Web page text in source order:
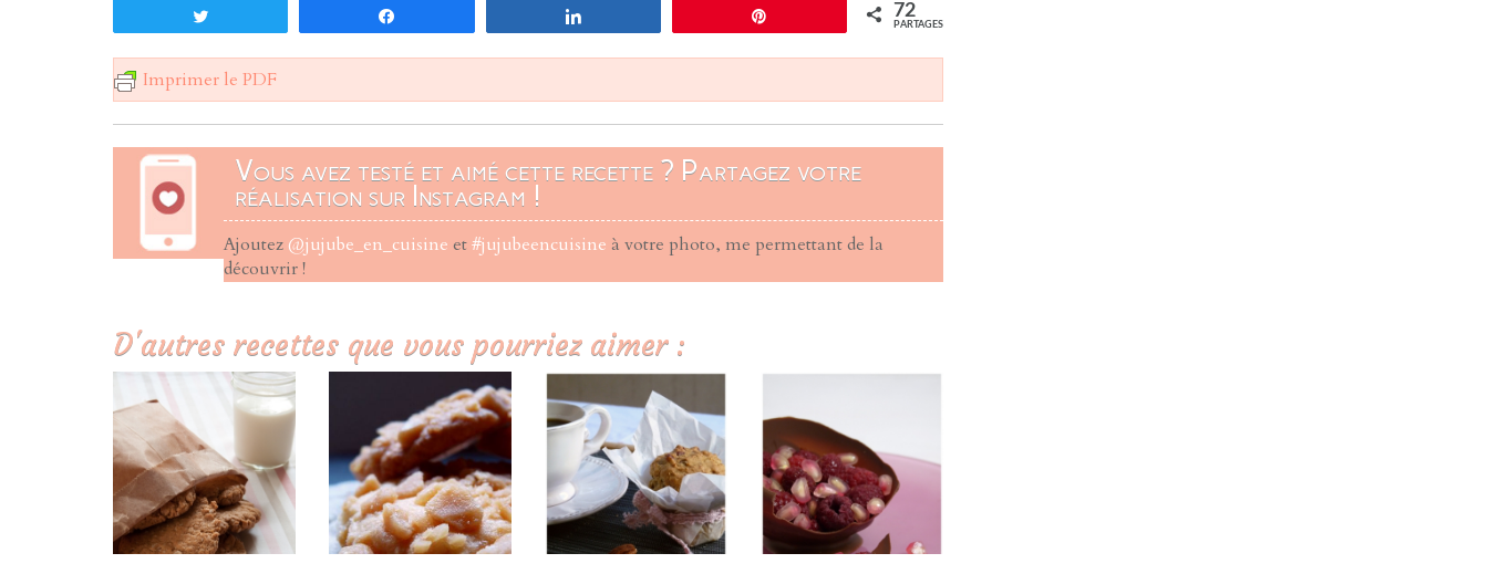
72
PARTAGES
Imprimer le PDF
Vous avez testé et aimé cette recette ? Partagez votre
réalisation sur Instagram !
Ajoutez @jujube_en_cuisine et#jujubeencuisine à votre photo, me permettant de la
découvrir !
D'autres recettes que vous pourriez aimer :